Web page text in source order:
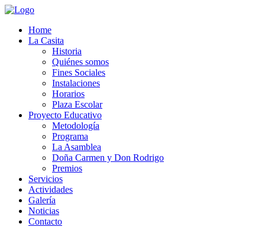
Home
La Casita
Historia
Quiénes somos
Fines Sociales
Instalaciones
Horarios
Plaza Escolar
Proyecto Educativo
Metodología
Programa
La Asamblea
Doña Carmen y Don Rodrigo
Premios
Servicios
Actividades
Galería
Noticias
Contacto